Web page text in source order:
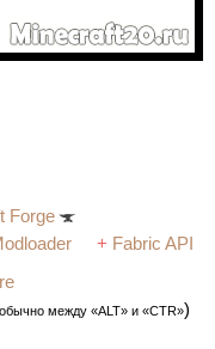
Forge
+ Fabric API
между «ALT» и «CTR»)